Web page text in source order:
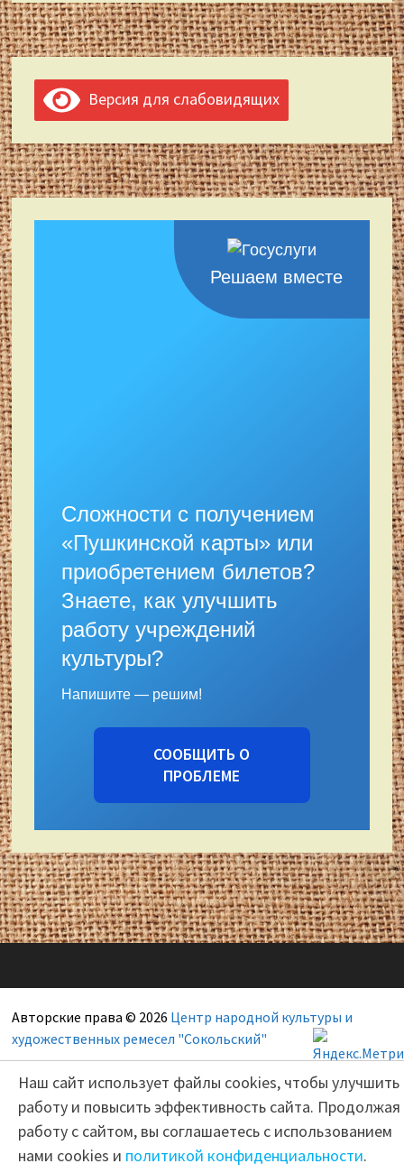
Версия для слабовидящих
Решаем вместе
Сложности с получением
«Пушкинской карты» или
приобретением билетов?
Знаете, как улучшить
работу учреждений
культуры?
Напишите — решим!
СООБЩИТЬ О
ПРОБЛЕМЕ
Авторские права © 2026 Центр народной культуры и
художественных ремесел "Сокольский"
Наш сайт использует файлы cookies, чтобы улучшить
работу и повысить эффективность сайта. Продолжая
работу с сайтом, вы соглашаетесь с использованием
нами cookies и политикой конфиденциальности.